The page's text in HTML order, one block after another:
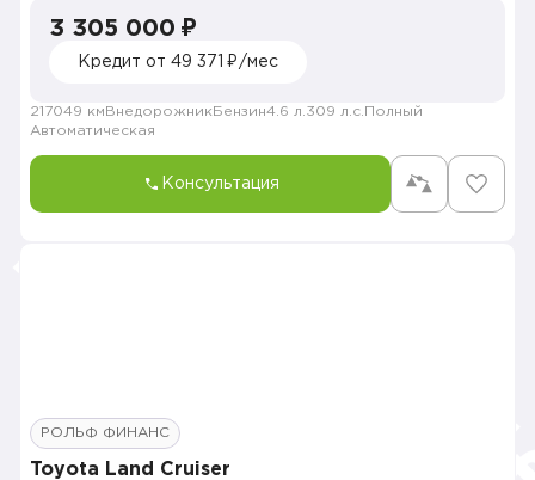
3 305 000 ₽
Кредит от 49 371 ₽/мес
217049 км Внедорожник Бензин4.6 л. 309 л.с. Полный
Автоматическая
Консультация
РОЛЬФ ФИНАНС
Toyota Land Cruiser